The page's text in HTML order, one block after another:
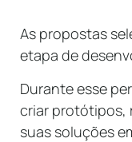
As propostas
etapa de
Durante esse
criar protótipos,
suas soluções